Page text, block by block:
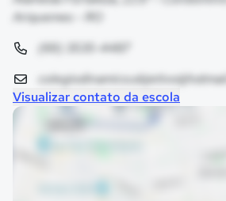
Ariquemes - RO
(69) 3535-4487
Visualizar contato da escola